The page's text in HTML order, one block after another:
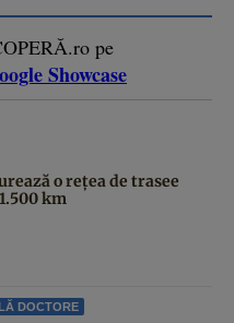
pe
Showcase
o rețea de trasee
km
DOCTORE